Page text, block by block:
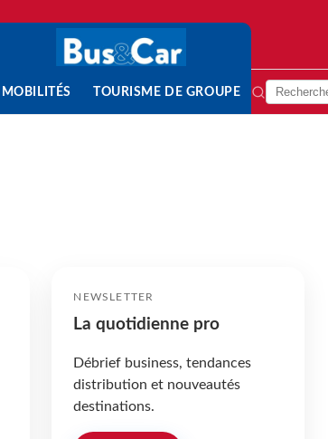
MOBILITÉS TOURISME DE GROUPE
NEWSLETTER
La quotidienne pro
Débrief business, tendances
distribution et nouveautés
destinations.